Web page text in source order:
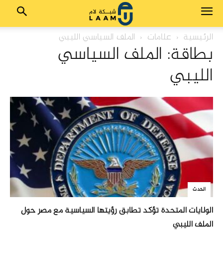
الرئيسية علامات الملف السياسي الليبي
بطاقة: الملف السياسي
الليبي
الحدث
الولايات المتحدة تؤكد تطابق رؤيتها السياسية مع مصر حول
الملف الليبي